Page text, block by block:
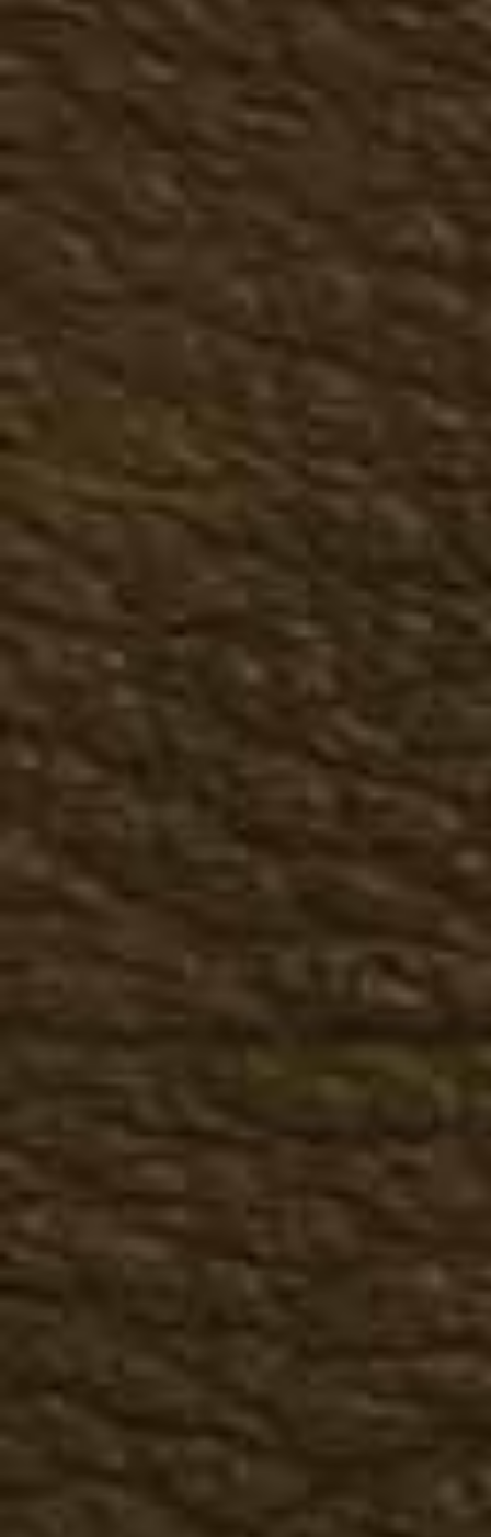
Летняя мужская обувь
Туфли летние
Топсайдеры
Мокасины
Сандали, тапочки
Большие размеры лето
Зимняя мужская обувь
Казаки зимние
Чопперы зимние
Ботинки зимние
Сапоги зимние
Большие размеры зима
Женская обувь
Демисезонная женская
Казаки туфли
Казаки полусапожки
Казаки сапоги
Чопперы, мотообувь
Ботинки осенние
Полусапожки осенние
Сапоги осенние
Большие размеры осень
Женская летняя обувь
Казаки летние
Мокасины, топсайдеры
Женская зимняя обувь
Казаки зимние
Ботинки зимние
Полусапоги зимние
Сапоги зимние
Большие размеры зима
Кожаная одежда
Мужская кожаная одежда
Куртки, косухи
Жилеты
Брюки
Головные уборы
Перчатки
Женская кожаная одежда
Куртки, косухи
Жилеты
Брюки, юбки
Головные уборы